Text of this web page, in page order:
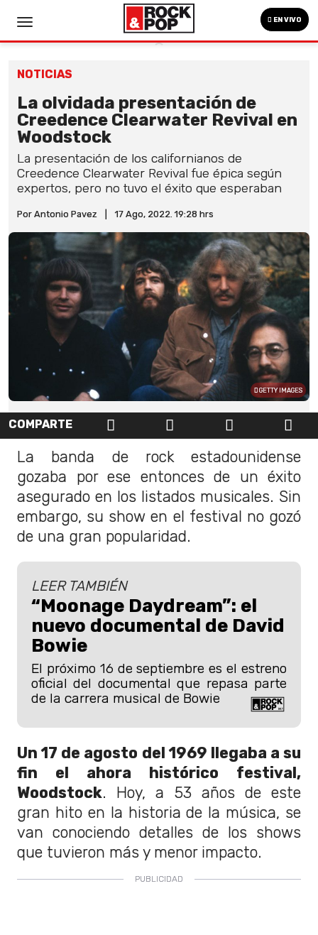
EN VIVO
NOTICIAS
La olvidada presentación de
Creedence Clearwater Revival en
Woodstock
La presentación de los californianos de
Creedence Clearwater Revival fue épica según
expertos, pero no tuvo el éxito que esperaban
Por Antonio Pavez 17 Ago, 2022. 19:28 hrs
GETTY IMAGES
COMPARTE
La banda de rock estadounidense
gozaba por ese entonces de un éxito
asegurado en los listados musicales. Sin
embargo, su show en el festival no gozó
de una gran popularidad.
LEER TAMBIÉN
“Moonage Daydream”: el
nuevo documental de David
Bowie
El próximo 16 de septiembre es el estreno
oficial del documental que repasa parte
de la carrera musical de Bowie
Un 17 de agosto del 1969 llegaba a su
fin el ahora histórico festival,
Woodstock. Hoy, a 53 años de este
gran hito en la historia de la música, se
van conociendo detalles de los shows
que tuvieron más y menor impacto.